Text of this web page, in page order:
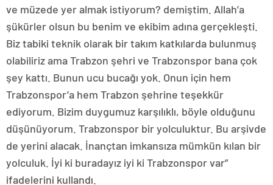
ve müzede yer almak istiyorum? demiştim. Allah’a
şükürler olsun bu benim ve ekibim adına gerçekleşti.
Biz tabiki teknik olarak bir takım katkılarda bulunmuş
olabiliriz ama Trabzon şehri ve Trabzonspor bana çok
şey kattı. Bunun ucu bucağı yok. Onun için hem
Trabzonspor’a hem Trabzon şehrine teşekkür
ediyorum. Bizim duygumuz karşılıklı, böyle olduğunu
düşünüyorum. Trabzonspor bir yolculuktur. Bu arşivde
de yerini alacak. İnançtan imkansıza mümkün kılan bir
yolculuk. İyi ki buradayız iyi ki Trabzonspor var”
ifadelerini kullandı.